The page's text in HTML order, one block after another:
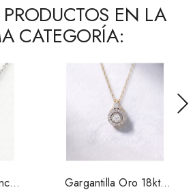
EN LA
CATEGORÍA:
Gargantilla Oro 18kts